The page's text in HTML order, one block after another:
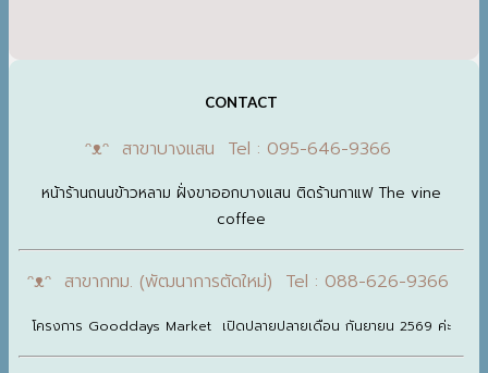
CONTACT
ᵔᴥᵔ สาขาบางแสน Tel : 095-646-9366
หน้าร้านถนนข้าวหลาม ฝั่งขาออกบางแสน ติดร้านกาแฟ The vine
coffee
ᵔᴥᵔ สาขากทม. (พัฒนาการตัดใหม่) Tel : 088-626-9366
โครงการ Gooddays Market เปิดปลายปลายเดือน กันยายน 2569 ค่ะ